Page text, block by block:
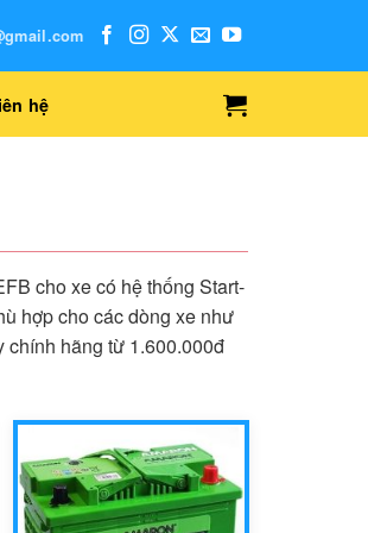
hệ
cho xe có hệ thống Start-
hợp cho các dòng xe như
chính hãng từ 1.600.000đ